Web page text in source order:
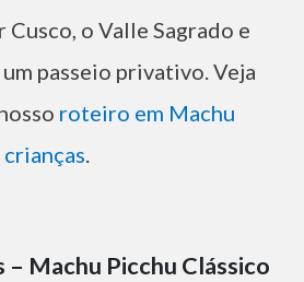
o Valle Sagrado e
passeio privativo. Veja
roteiro em Machu
.
– Machu Picchu Clássico